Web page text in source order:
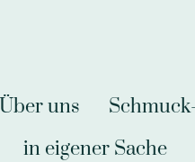
Über uns
in eigener Sache